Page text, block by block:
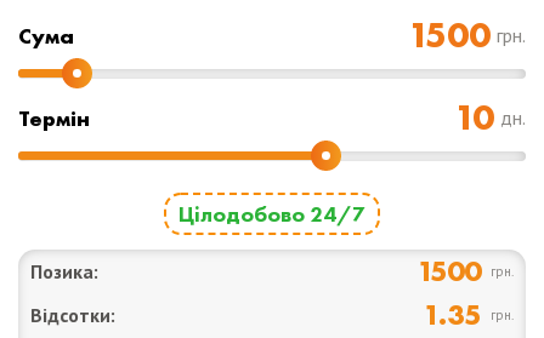
Cума грн.
Термін дн.
Цілодобово 24/7
Позика: 1500 грн.
Відсотки: 1.35 грн.